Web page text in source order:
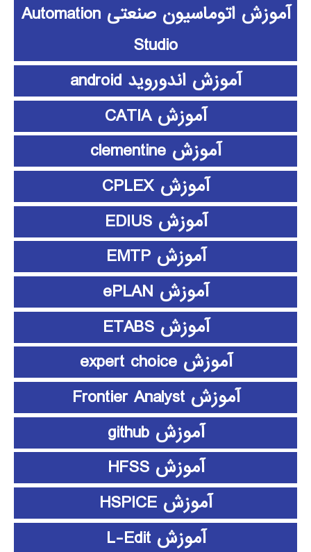
آموزش اتوماسیون صنعتی Automation
Studio
آموزش اندوروید android
آموزش CATIA
آموزش clementine
آموزش CPLEX
آموزش EDIUS
آموزش EMTP
آموزش ePLAN
آموزش ETABS
آموزش expert choice
آموزش Frontier Analyst
آموزش github
آموزش HFSS
آموزش HSPICE
آموزش L-Edit